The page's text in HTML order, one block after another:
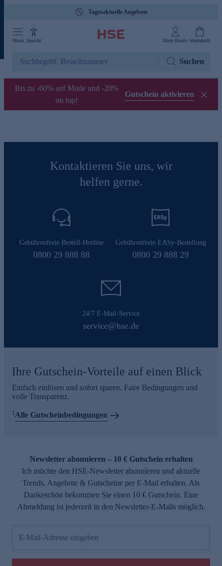
Tagesaktuelle Angebote
Menü Ansicht Mein Konto Warenkorb
Suchen
Bis zu -60% auf Mode und -20%
on top!
Gutschein aktivieren
Kontaktieren Sie uns, wir
helfen gerne.
Gebührenfreie Bestell-Hotline
0800 29 888 88
Gebührenfreie EASy-Bestellung
0800 29 888 29
24/7 E-Mail-Service
service@hse.de
Ihre Gutschein-Vorteile auf einen Blick
Einfach einlösen und sofort sparen. Faire Bedingungen und
volle Transparenz.
1Alle Gutscheinbedingungen
Newsletter abonnieren – 10 € Gutschein erhalten
Ich möchte den HSE-Newsletter abonnieren und aktuelle
Trends, Angebote & Gutscheine per E-Mail erhalten. Als
Dankeschön bekommen Sie einen 10 € Gutschein. Eine
Abmeldung ist jederzeit in den Newsletter-E-Mails möglich.
E-Mail-Adresse eingeben